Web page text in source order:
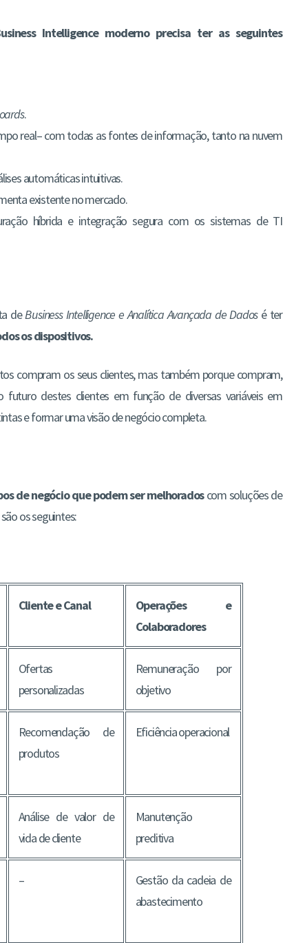
Intelligence moderno precisa ter as seguintes
.
real– com todas as fontes de informação, tanto na nuvem
automáticas intuitivas.
existente no mercado.
híbrida e integração segura com os sistemas de TI
deBusiness Intelligence e Analítica Avançada de Dadosé ter
os dispositivos.
compram os seus clientes, mas também porque compram,
destes clientes em função de diversas variáveis em
e formar uma visão de negócio completa.
de negócio que podem ser melhoradoscom soluções de
os seguintes:
Cliente e Canal
Operações e
Colaboradores
Ofertas
personalizadas
Remuneração por
objetivo
Recomendação de
produtos
Eficiência operacional
Análise de valor de
vida de cliente
Manutenção
preditiva
–
Gestão da cadeia de
abastecimento